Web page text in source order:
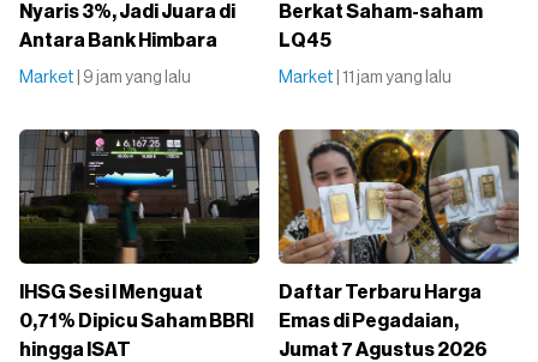
Nyaris 3%, Jadi Juara di
Antara Bank Himbara
Market | 9 jam yang lalu
Berkat Saham-saham
LQ45
Market | 11 jam yang lalu
IHSG Sesi I Menguat
0,71% Dipicu Saham BBRI
hingga ISAT
Daftar Terbaru Harga
Emas di Pegadaian,
Jumat 7 Agustus 2026